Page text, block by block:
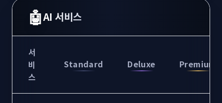
🤖AI 서비스
서
비
스
Standard Deluxe Premium